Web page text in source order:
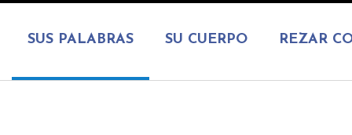
SUS PALABRAS SU CUERPO REZAR